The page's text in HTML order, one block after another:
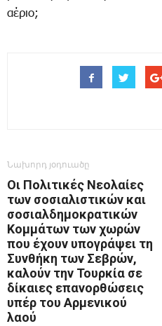
αέριο;
Նախորդ յօդուածը
Οι Πολιτικές Νεολαίες
των σοσιαλιστικών και
σοσιαλδημοκρατικών
Κομμάτων των χωρών
που έχουν υπογράψει τη
Συνθήκη των Σεβρών,
καλούν την Τουρκία σε
δίκαιες επανορθώσεις
υπέρ του Αρμενικού
λαού